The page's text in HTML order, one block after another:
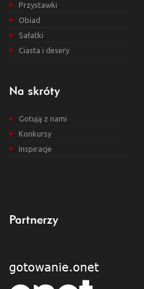
Przystawki
Obiad
Sałatki
Ciasta i desery
Na skróty
Gotują z nami
Konkursy
Inspiracje
Partnerzy